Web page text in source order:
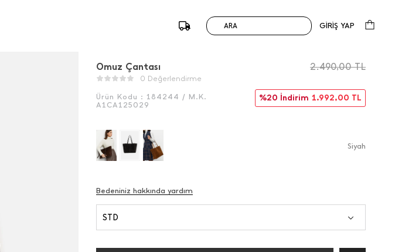
ARA GİRİŞ YAP
Omuz Çantası
0 Değerlendirme
Ürün Kodu : 184244 / M.K.
A1CA125029
2.490,00TL
%20 İndirim 1.992,00 TL
Si̇yah
Bedeniniz hakkında yardım
STD